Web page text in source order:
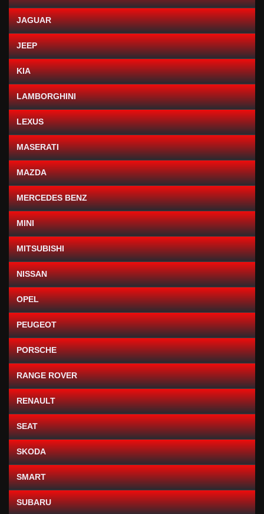
JAGUAR
JEEP
KIA
LAMBORGHINI
LEXUS
MASERATI
MAZDA
MERCEDES BENZ
MINI
MITSUBISHI
NISSAN
OPEL
PEUGEOT
PORSCHE
RANGE ROVER
RENAULT
SEAT
SKODA
SMART
SUBARU